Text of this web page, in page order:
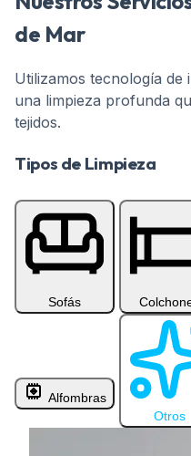
de Mar
Utilizamos tecnología
una limpieza profunda
tejidos.
Servicio profesional de
Tipos de Limpieza
Seleccione una
Sofás
Alfombras
Otros